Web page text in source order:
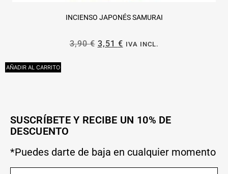
INCIENSO JAPONÉS SAMURAI
3,90€ 3,51 € IVA INCL.
AÑADIR AL CARRITO
SUSCRÍBETE Y RECIBE UN 10% DE
DESCUENTO
*Puedes darte de baja en cualquier momento